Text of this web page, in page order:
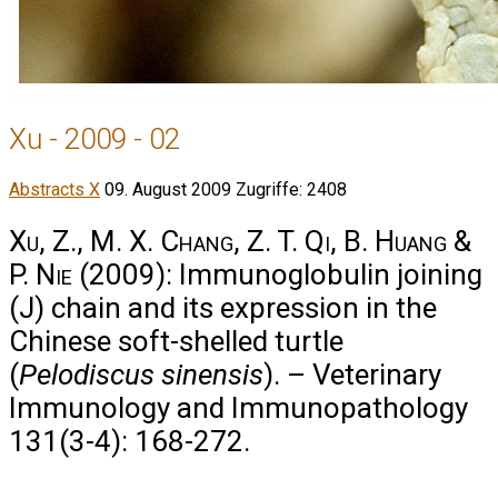
Xu - 2009 - 02
Abstracts X 09. August 2009 Zugriffe: 2408
Xu, Z., M. X. Chang, Z. T. Qi, B. Huang &
P. Nie (2009): Immunoglobulin joining
(J) chain and its expression in the
Chinese soft-shelled turtle
(Pelodiscus sinensis). – Veterinary
Immunology and Immunopathology
131(3-4): 168-272.